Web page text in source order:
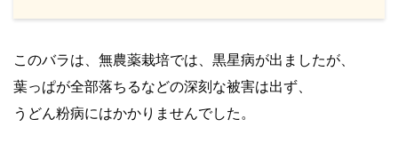
このバラは、無農薬栽培では、黒星病が出ましたが、
葉っぱが全部落ちるなどの深刻な被害は出ず、
うどん粉病にはかかりませんでした。